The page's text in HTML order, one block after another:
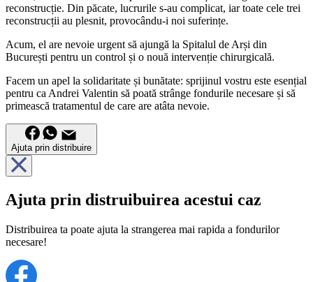
reconstrucție. Din păcate, lucrurile s-au complicat, iar toate cele trei
reconstrucții au plesnit, provocându-i noi suferințe.
Acum, el are nevoie urgent să ajungă la Spitalul de Arși din
București pentru un control și o nouă intervenție chirurgicală.
Facem un apel la solidaritate și bunătate: sprijinul vostru este esențial
pentru ca Andrei Valentin să poată strânge fondurile necesare și să
primească tratamentul de care are atâta nevoie.
Ajuta prin distribuire
Ajuta prin distruibuirea acestui caz
Distribuirea ta poate ajuta la strangerea mai rapida a fondurilor
necesare!